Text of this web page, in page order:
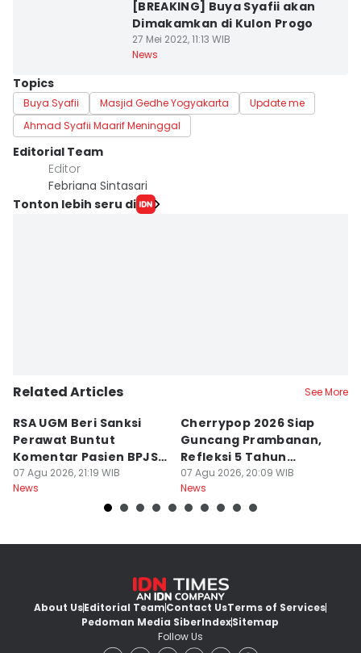
[BREAKING] Buya Syafii akan
Dimakamkan di Kulon Progo
27 Mei 2022, 11:13 WIB
News
Topics
Buya Syafii Masjid Gedhe Yogyakarta
Update me
Ahmad Syafii Maarif Meninggal
Editorial Team
Editor
Febriana Sintasari
Tonton lebih seru di
Related Articles See More
RSA UGM Beri Sanksi
Perawat Buntut
Komentar Pasien BPJS
di Medsos
07 Agu 2026, 21:19 WIB
News
Cherrypop 2026 Siap
Guncang Prambanan,
Refleksi 5 Tahun
Perjalanan
07 Agu 2026, 20:09 WIB
News
About UsEditorial TeamContact UsTerms of Services
Pedoman Media SiberIndexSitemap
Follow Us